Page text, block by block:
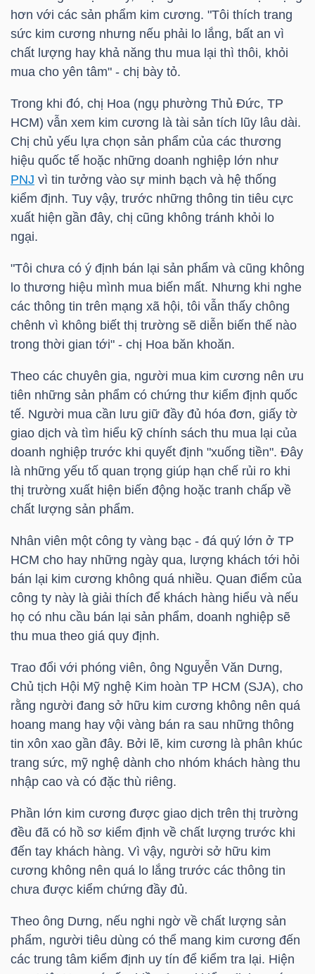
hơn với các sản phẩm kim cương. "Tôi thích trang
sức kim cương nhưng nếu phải lo lắng, bất an vì
chất lượng hay khả năng thu mua lại thì thôi, khỏi
mua cho yên tâm" - chị bày tỏ.
Trong khi đó, chị Hoa (ngụ phường Thủ Đức, TP
HCM) vẫn xem kim cương là tài sản tích lũy lâu dài.
Chị chủ yếu lựa chọn sản phẩm của các thương
hiệu quốc tế hoặc những doanh nghiệp lớn như
PNJ vì tin tưởng vào sự minh bạch và hệ thống
kiểm định. Tuy vậy, trước những thông tin tiêu cực
xuất hiện gần đây, chị cũng không tránh khỏi lo
ngại.
"Tôi chưa có ý định bán lại sản phẩm và cũng không
lo thương hiệu mình mua biến mất. Nhưng khi nghe
các thông tin trên mạng xã hội, tôi vẫn thấy chông
chênh vì không biết thị trường sẽ diễn biến thế nào
trong thời gian tới" - chị Hoa băn khoăn.
Theo các chuyên gia, người mua kim cương nên ưu
tiên những sản phẩm có chứng thư kiểm định quốc
tế. Người mua cần lưu giữ đầy đủ hóa đơn, giấy tờ
giao dịch và tìm hiểu kỹ chính sách thu mua lại của
doanh nghiệp trước khi quyết định "xuống tiền". Đây
là những yếu tố quan trọng giúp hạn chế rủi ro khi
thị trường xuất hiện biến động hoặc tranh chấp về
chất lượng sản phẩm.
Nhân viên một công ty vàng bạc - đá quý lớn ở TP
HCM cho hay những ngày qua, lượng khách tới hỏi
bán lại kim cương không quá nhiều. Quan điểm của
công ty này là giải thích để khách hàng hiểu và nếu
họ có nhu cầu bán lại sản phẩm, doanh nghiệp sẽ
thu mua theo giá quy định.
Trao đổi với phóng viên, ông Nguyễn Văn Dưng,
Chủ tịch Hội Mỹ nghệ Kim hoàn TP HCM (SJA), cho
rằng người đang sở hữu kim cương không nên quá
hoang mang hay vội vàng bán ra sau những thông
tin xôn xao gần đây. Bởi lẽ, kim cương là phân khúc
trang sức, mỹ nghệ dành cho nhóm khách hàng thu
nhập cao và có đặc thù riêng.
Phần lớn kim cương được giao dịch trên thị trường
đều đã có hồ sơ kiểm định về chất lượng trước khi
đến tay khách hàng. Vì vậy, người sở hữu kim
cương không nên quá lo lắng trước các thông tin
chưa được kiểm chứng đầy đủ.
Theo ông Dưng, nếu nghi ngờ về chất lượng sản
phẩm, người tiêu dùng có thể mang kim cương đến
các trung tâm kiểm định uy tín để kiểm tra lại. Hiện
DÙNG
THIẾT
YẾU
CHĂM
TÀI
CHÍNH
CÔNG
NGHỆ
TIN
DỊCH
TRUYỀN
THÔNG
TIỆN
BẤT
SẢN
Mã